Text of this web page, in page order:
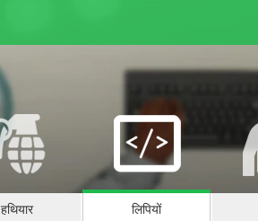
हथियार लिपियों